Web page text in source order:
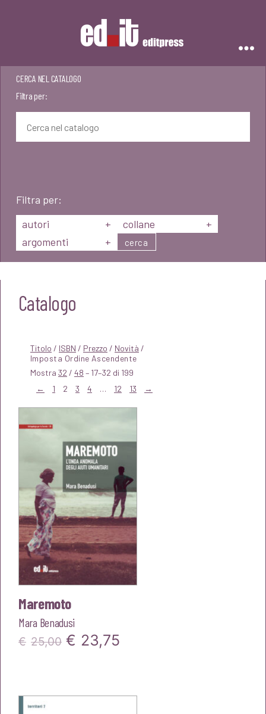
CERCA NEL CATALOGO
Filtra per:
Filtra per:
autori
+ collane
+
argomenti
+ cerca
Catalogo
Titolo / ISBN / Prezzo / Novità /
Mostra 32 / 48 – 17–32 di 199
←
1 2 3 4 … 12 13 →
Maremoto
Mara Benadusi
€ 25,00 Il
€ 23,75